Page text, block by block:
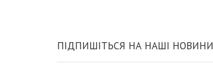
ПІДПИШІТЬСЯ НА НАШІ НОВИНИ